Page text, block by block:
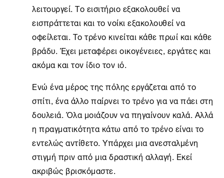
λειτουργεί. Το εισιτήριο εξακολουθεί να
εισπράττεται και το νοίκι εξακολουθεί να
οφείλεται. Το τρένο κινείται κάθε πρωί και κάθε
βράδυ. Έχει μεταφέρει οικογένειες, εργάτες και
ακόμα και τον ίδιο τον ιό.
Ενώ ένα μέρος της πόλης εργάζεται από το
σπίτι, ένα άλλο παίρνει το τρένο για να πάει στη
δουλειά. Όλα μοιάζουν να πηγαίνουν καλά. Αλλά
η πραγματικότητα κάτω από το τρένο είναι το
εντελώς αντίθετο. Υπάρχει μια ανεσταλμένη
στιγμή πριν από μια δραστική αλλαγή. Εκεί
ακριβώς βρισκόμαστε.